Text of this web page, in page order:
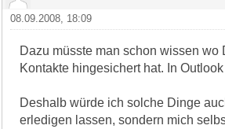
08.09.2008, 18:09
Dazu müsste man schon wissen wo
Kontakte hingesichert hat. In
Deshalb würde ich solche Dinge
erledigen lassen, sondern mich